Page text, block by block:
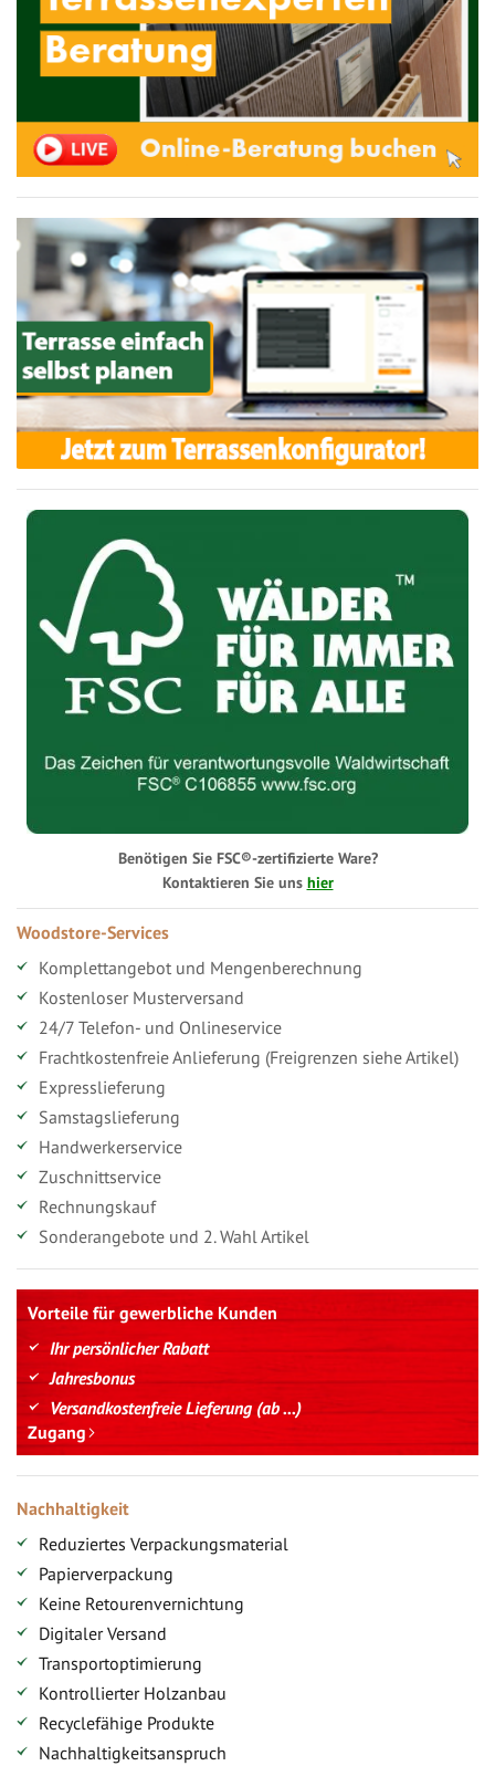
Benötigen Sie FSC®-zertifizierte Ware?
Kontaktieren Sie uns hier
Woodstore-Services
Komplettangebot und Mengenberechnung
Kostenloser Musterversand
24/7 Telefon- und Onlineservice
Frachtkostenfreie Anlieferung (Freigrenzen siehe Artikel)
Expresslieferung
Samstagslieferung
Handwerkerservice
Zuschnittservice
Rechnungskauf
Sonderangebote und 2. Wahl Artikel
Vorteile für gewerbliche Kunden
Ihr persönlicher Rabatt
Jahresbonus
Versandkostenfreie Lieferung (ab ...)
Zugang
Nachhaltigkeit
Reduziertes Verpackungsmaterial
Papierverpackung
Keine Retourenvernichtung
Digitaler Versand
Transportoptimierung
Kontrollierter Holzanbau
Recyclefähige Produkte
Nachhaltigkeitsanspruch